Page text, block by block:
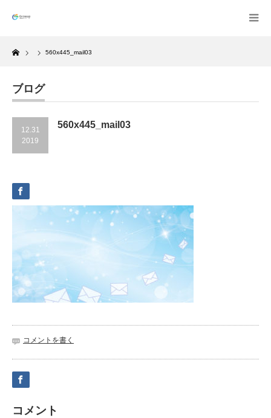
Home
560x445_mail03
ブログ
12.31
2019
560x445_mail03
コメントを書く
コメント